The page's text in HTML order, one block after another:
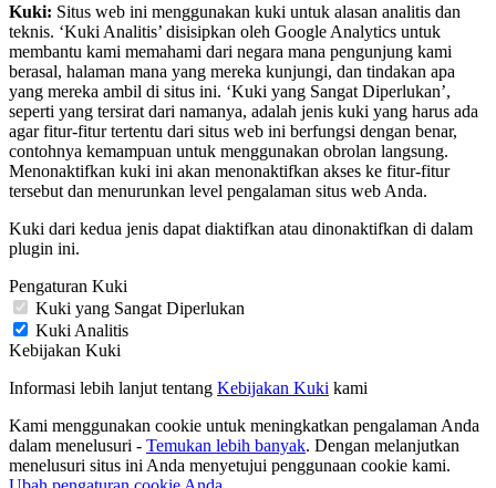
Kuki: Situs web ini menggunakan kuki untuk alasan analitis dan
teknis. ‘Kuki Analitis’ disisipkan oleh Google Analytics untuk
membantu kami memahami dari negara mana pengunjung kami
berasal, halaman mana yang mereka kunjungi, dan tindakan apa
yang mereka ambil di situs ini. ‘Kuki yang Sangat Diperlukan’,
seperti yang tersirat dari namanya, adalah jenis kuki yang harus ada
agar fitur-fitur tertentu dari situs web ini berfungsi dengan benar,
contohnya kemampuan untuk menggunakan obrolan langsung.
Menonaktifkan kuki ini akan menonaktifkan akses ke fitur-fitur
tersebut dan menurunkan level pengalaman situs web Anda.
Kuki dari kedua jenis dapat diaktifkan atau dinonaktifkan di dalam
plugin ini.
Pengaturan Kuki
Kuki yang Sangat Diperlukan
Kuki Analitis
Kebijakan Kuki
Informasi lebih lanjut tentang Kebijakan Kuki kami
Kami menggunakan cookie untuk meningkatkan pengalaman Anda
dalam menelusuri - Temukan lebih banyak. Dengan melanjutkan
menelusuri situs ini Anda menyetujui penggunaan cookie kami.